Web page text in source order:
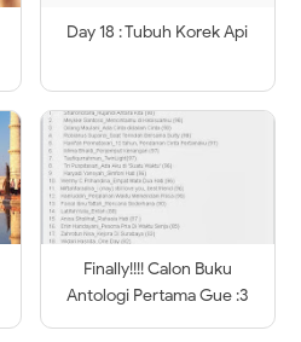
Day 18 : Tubuh Korek Api
Finally!!!! Calon Buku
Antologi Pertama Gue :3